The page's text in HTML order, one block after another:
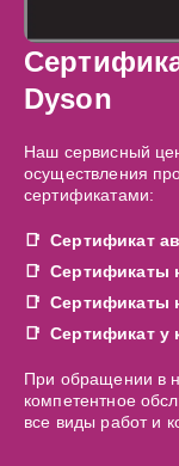
Dyson
Наш сервисный
осуществления
сертификатами:
Сертификат
Сертификаты
Сертификаты
Сертификат у
При обращении в
компетентное
все виды работ и